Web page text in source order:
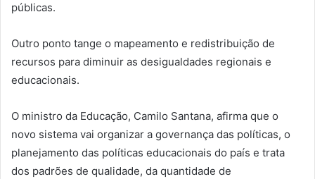
públicas.
Outro ponto tange o mapeamento e redistribuição de
recursos para diminuir as desigualdades regionais e
educacionais.
O ministro da Educação, Camilo Santana, afirma que o
novo sistema vai organizar a governança das políticas, o
planejamento das políticas educacionais do país e trata
dos padrões de qualidade, da quantidade de